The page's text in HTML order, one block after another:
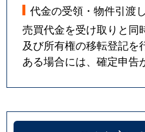
代金の受領・物件引渡し
売買代金を受け取りと同
及び所有権の移転登記を
ある場合には、確定申告